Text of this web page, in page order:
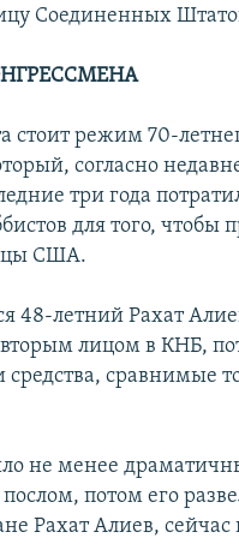
Соединенных
стоит режим 70-
согласно
три года
для того, чтобы
США.
48-летний Рахат
лицом в КНБ,
сравнимые
не менее
потом его
Рахат Алиев,